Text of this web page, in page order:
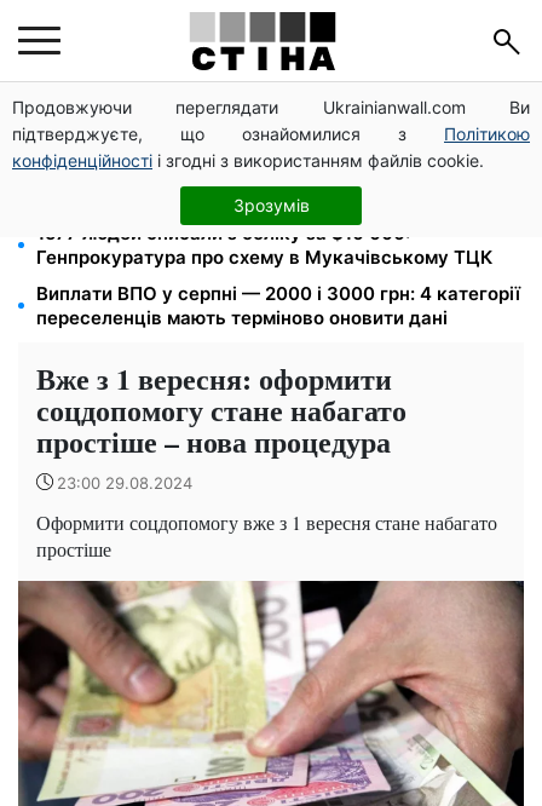
Продовжуючи переглядати Ukrainianwall.com Ви
підтверджуєте, що ознайомилися з Політикою
конфіденційності і згодні з використанням файлів cookie.
Зрозумів
Пенсія по інвалідності III групи з вересня: від 2595
до 10 625 грн — хто скільки отримає
10 заявок — і МСЦ МВС приїде у громаду: обмін
прав, реєстрація авто та міжнародне посвідчення
1577 людей списали з обліку за $10 000:
Генпрокуратура про схему в Мукачівському ТЦК
Виплати ВПО у серпні — 2000 і 3000 грн: 4 категорії
переселенців мають терміново оновити дані
Вже з 1 вересня: оформити
соцдопомогу стане набагато
простіше – нова процедура
23:00 29.08.2024
Оформити соцдопомогу вже з 1 вересня стане набагато
простіше